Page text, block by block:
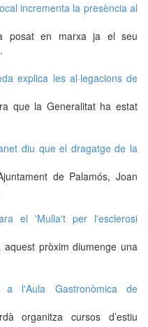
incrementa la presència al
posat en marxa ja el seu
explica les al·legacions de
que la Generalitat ha estat
diu que el dragatge de la
de Palamós, Joan
el 'Mulla't per l'esclerosi
pròxim diumenge una
a l'Aula Gastronòmica de
organitza cursos d’estiu